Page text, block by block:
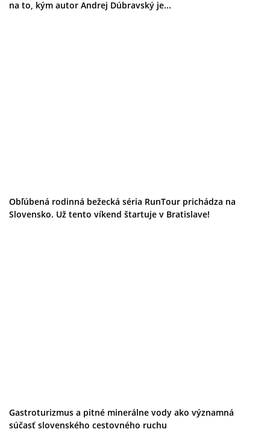
Gastro
na to, kým autor Andrej Dúbravský je...
Obľúbená rodinná bežecká séria RunTour prichádza na
Slovensko. Už tento víkend štartuje v Bratislave!
Gastroturizmus a pitné minerálne vody ako významná
súčasť slovenského cestovného ruchu